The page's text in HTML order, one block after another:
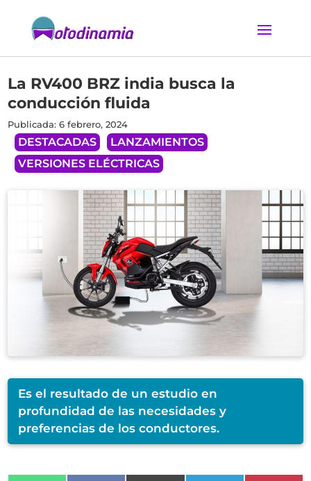
La RV400 BRZ india busca la
conducción fluida
Publicada: 6 febrero, 2024
DESTACADAS
LANZAMIENTOS
VERSIONES ELÉCTRICAS
Es el resultado de un estudio en
profundidad de las necesidades y
preferencias de los conductores.